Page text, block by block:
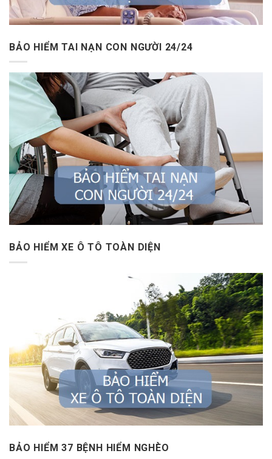
BẢO HIỂM TAI NẠN CON NGƯỜI 24/24
BẢO HIỂM XE Ô TÔ TOÀN DIỆN
BẢO HIỂM 37 BỆNH HIỂM NGHÈO